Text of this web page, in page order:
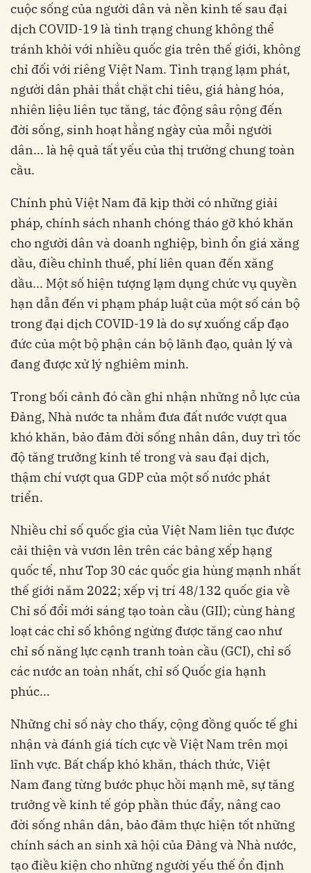
cuộc sống của người dân và nền kinh tế sau đại
dịch COVID-19 là tình trạng chung không thể
tránh khỏi với nhiều quốc gia trên thế giới, không
chỉ đối với riêng Việt Nam. Tình trạng lạm phát,
người dân phải thắt chặt chi tiêu, giá hàng hóa,
nhiên liệu liên tục tăng, tác động sâu rộng đến
đời sống, sinh hoạt hằng ngày của mỗi người
dân... là hệ quả tất yếu của thị trường chung toàn
cầu.
Chính phủ Việt Nam đã kịp thời có những giải
pháp, chính sách nhanh chóng tháo gỡ khó khăn
cho người dân và doanh nghiệp, bình ổn giá xăng
dầu, điều chỉnh thuế, phí liên quan đến xăng
dầu... Một số hiện tượng lạm dụng chức vụ quyền
hạn dẫn đến vi phạm pháp luật của một số cán bộ
trong đại dịch COVID-19 là do sự xuống cấp đạo
đức của một bộ phận cán bộ lãnh đạo, quản lý và
đang được xử lý nghiêm minh.
Trong bối cảnh đó cần ghi nhận những nỗ lực của
Ðảng, Nhà nước ta nhằm đưa đất nước vượt qua
khó khăn, bảo đảm đời sống nhân dân, duy trì tốc
độ tăng trưởng kinh tế trong và sau đại dịch,
thậm chí vượt qua GDP của một số nước phát
triển.
Nhiều chỉ số quốc gia của Việt Nam liên tục được
cải thiện và vươn lên trên các bảng xếp hạng
quốc tế, như Top 30 các quốc gia hùng mạnh nhất
thế giới năm 2022; xếp vị trí 48/132 quốc gia về
Chỉ số đổi mới sáng tạo toàn cầu (GII); cùng hàng
loạt các chỉ số không ngừng được tăng cao như
chỉ số năng lực cạnh tranh toàn cầu (GCI), chỉ số
các nước an toàn nhất, chỉ số Quốc gia hạnh
phúc...
Những chỉ số này cho thấy, cộng đồng quốc tế ghi
nhận và đánh giá tích cực về Việt Nam trên mọi
lĩnh vực. Bất chấp khó khăn, thách thức, Việt
Nam đang từng bước phục hồi mạnh mẽ, sự tăng
trưởng về kinh tế góp phần thúc đẩy, nâng cao
đời sống nhân dân, bảo đảm thực hiện tốt những
chính sách an sinh xã hội của Ðảng và Nhà nước,
tạo điều kiện cho những người yếu thế ổn định